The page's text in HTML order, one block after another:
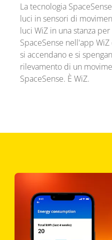
La tecnologia
luci in sensori di
luci WiZ in una stanza
SpaceSense nell'app
si accendano e si
rilevamento di un
SpaceSense. È WiZ.